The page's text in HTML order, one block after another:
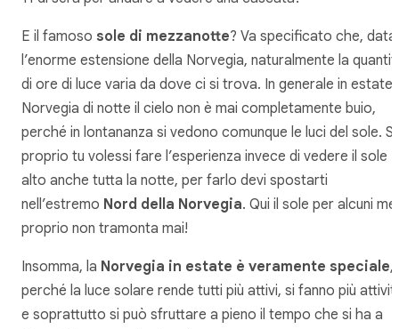
E il famoso sole di mezzanotte? Va specificato che, data
l’enorme estensione della Norvegia, naturalmente la
di ore di luce varia da dove ci si trova. In generale in estate
Norvegia di notte il cielo non è mai completamente buio,
perché in lontananza si vedono comunque le luci del sole.
proprio tu volessi fare l’esperienza invece di vedere il sole
alto anche tutta la notte, per farlo devi spostarti
nell’estremo Nord della Norvegia. Qui il sole per alcuni
proprio non tramonta mai!
Insomma, la Norvegia in estate è veramente speciale,
perché la luce solare rende tutti più attivi, si fanno più
e soprattutto si può sfruttare a pieno il tempo che si ha a